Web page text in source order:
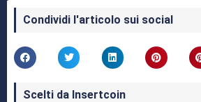
Condividi l'articolo sui social
Scelti da Insertcoin